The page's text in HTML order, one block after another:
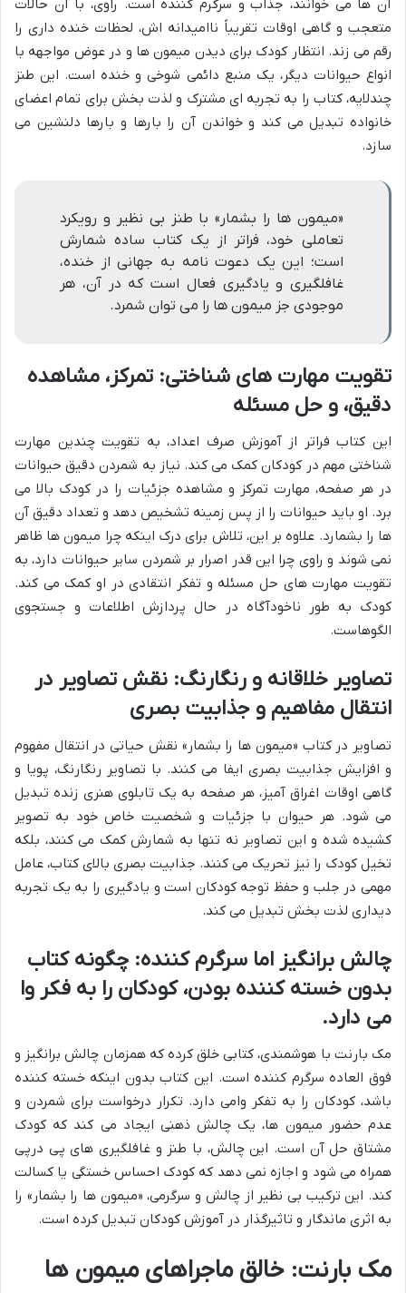
آن ها می خوانند، جذاب و سرگرم کننده است. راوی، با آن حالات
متعجب و گاهی اوقات تقریباً ناامیدانه اش، لحظات خنده داری را
رقم می زند. انتظار کودک برای دیدن میمون ها و در عوض مواجهه با
انواع حیوانات دیگر، یک منبع دائمی شوخی و خنده است. این طنز
چندلایه، کتاب را به تجربه ای مشترک و لذت بخش برای تمام اعضای
خانواده تبدیل می کند و خواندن آن را بارها و بارها دلنشین می
سازد.
«میمون ها را بشمار» با طنز بی نظیر و رویکرد
تعاملی خود، فراتر از یک کتاب ساده شمارش
است؛ این یک دعوت نامه به جهانی از خنده،
غافلگیری و یادگیری فعال است که در آن، هر
موجودی جز میمون ها را می توان شمرد.
تقویت مهارت های شناختی: تمرکز، مشاهده
دقیق، و حل مسئله
این کتاب فراتر از آموزش صرف اعداد، به تقویت چندین مهارت
شناختی مهم در کودکان کمک می کند. نیاز به شمردن دقیق حیوانات
در هر صفحه، مهارت تمرکز و مشاهده جزئیات را در کودک بالا می
برد. او باید حیوانات را از پس زمینه تشخیص دهد و تعداد دقیق آن
ها را بشمارد. علاوه بر این، تلاش برای درک اینکه چرا میمون ها ظاهر
نمی شوند و راوی چرا این قدر اصرار بر شمردن سایر حیوانات دارد، به
تقویت مهارت های حل مسئله و تفکر انتقادی در او کمک می کند.
کودک به طور ناخودآگاه در حال پردازش اطلاعات و جستجوی
الگوهاست.
تصاویر خلاقانه و رنگارنگ: نقش تصاویر در
انتقال مفاهیم و جذابیت بصری
تصاویر در کتاب «میمون ها را بشمار» نقش حیاتی در انتقال مفهوم
و افزایش جذابیت بصری ایفا می کنند. با تصاویر رنگارنگ، پویا و
گاهی اوقات اغراق آمیز، هر صفحه به یک تابلوی هنری زنده تبدیل
می شود. هر حیوان با جزئیات و شخصیت خاص خود به تصویر
کشیده شده و این تصاویر نه تنها به شمارش کمک می کنند، بلکه
تخیل کودک را نیز تحریک می کنند. جذابیت بصری بالای کتاب، عامل
مهمی در جلب و حفظ توجه کودکان است و یادگیری را به یک تجربه
دیداری لذت بخش تبدیل می کند.
چالش برانگیز اما سرگرم کننده: چگونه کتاب
بدون خسته کننده بودن، کودکان را به فکر وا
می دارد.
مک بارنت با هوشمندی، کتابی خلق کرده که همزمان چالش برانگیز و
فوق العاده سرگرم کننده است. این کتاب بدون اینکه خسته کننده
باشد، کودکان را به تفکر وامی دارد. تکرار درخواست برای شمردن و
عدم حضور میمون ها، یک چالش ذهنی ایجاد می کند که کودک
مشتاق حل آن است. این چالش، با طنز و غافلگیری های پی درپی
همراه می شود و اجازه نمی دهد که کودک احساس خستگی یا کسالت
کند. این ترکیب بی نظیر از چالش و سرگرمی، «میمون ها را بشمار» را
به اثری ماندگار و تاثیرگذار در آموزش کودکان تبدیل کرده است.
مک بارنت: خالق ماجراهای میمون ها